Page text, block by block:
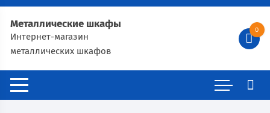
Металлические шкафы
Интернет-магазин
металлических шкафов
0